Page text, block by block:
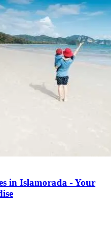
in Islamorada - Your